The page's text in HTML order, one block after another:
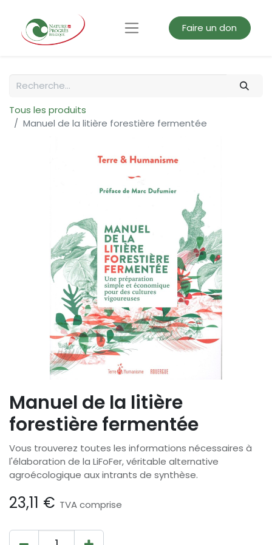
Faire un don
Tous les produits
Manuel de la litière forestière fermentée
Manuel de la litière
forestière fermentée
Vous trouverez toutes les informations nécessaires à
l'élaboration de la LiFoFer, véritable alternative
agroécologique aux intrants de synthèse.
23,11 € TVA comprise